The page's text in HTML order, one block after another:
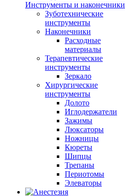
Инструменты и наконечники
Зуботехнические
инструменты
Наконечники
Расходные
материалы
Терапевтические
инструменты
Зеркало
Хирургические
инструменты
Долото
Иглодержатели
Зажимы
Люксаторы
Ножницы
Кюреты
Шипцы
Трепаны
Периотомы
Элеваторы